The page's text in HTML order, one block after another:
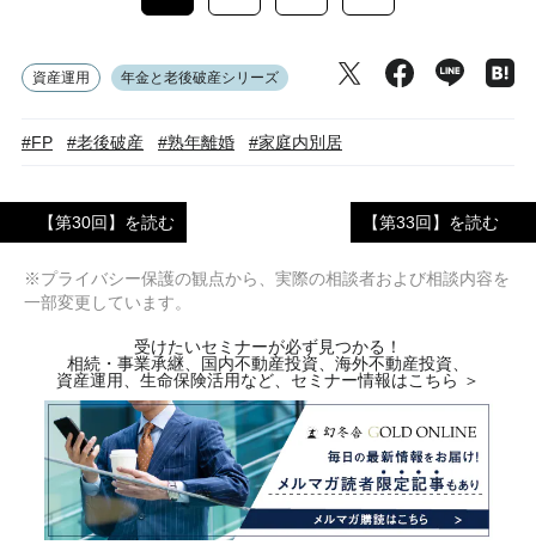
資産運用 年金と老後破産シリーズ
#FP #老後破産 #熟年離婚 #家庭内別居
【第30回】を読む 【第33回】を読む
※プライバシー保護の観点から、実際の相談者および相談内容を
一部変更しています。
受けたいセミナーが必ず見つかる！
相続・事業承継、国内不動産投資、海外不動産投資、
資産運用、生命保険活用など、セミナー情報はこちら ＞